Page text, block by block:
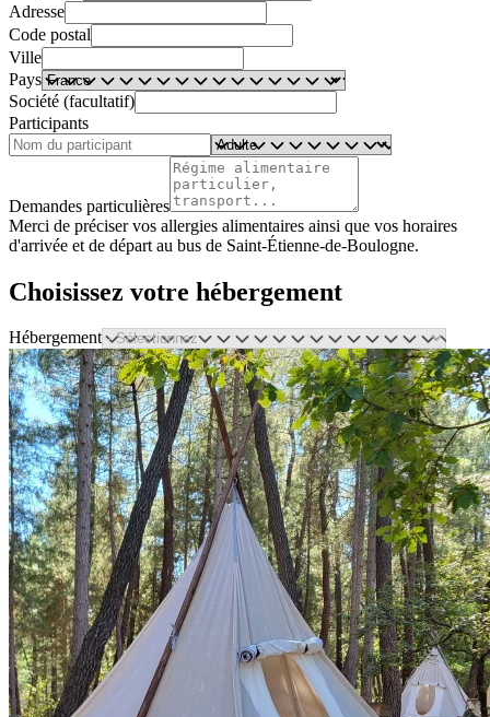
Adresse
Code postal
Ville
Pays
Société (facultatif)
Participants
Demandes particulières
Merci de préciser vos allergies alimentaires ainsi que vos horaires
d'arrivée et de départ au bus de Saint-Étienne-de-Boulogne.
Choisissez votre hébergement
Hébergement